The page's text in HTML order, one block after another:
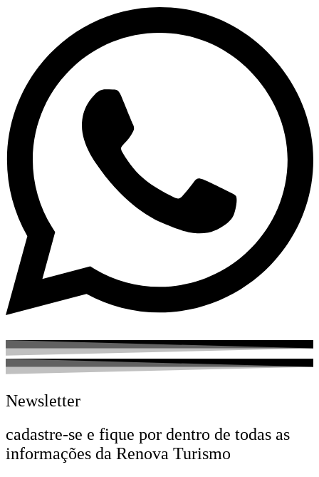
Newsletter
cadastre-se e fique por dentro de todas as
informações da Renova Turismo